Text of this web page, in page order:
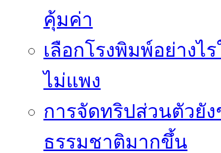
คุ้มค่า
เลือกโรงพิมพ์อย่าง
ไม่แพง
การจัดทริปส่วนตัวยั
ธรรมชาติมากขึ้น